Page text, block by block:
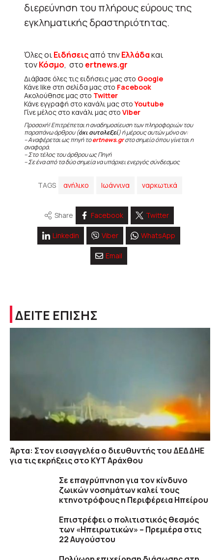
διερεύνηση του πλήρους εύρους της
εγκληματικής δραστηριότητας.
Όλες οιΕιδήσειςαπό τηνΕλλάδακαι
τονΚόσμο, στο ertnews.gr
Διάβασε όλες τις ειδήσεις μας στο Google
Κάνε like στη σελίδα μας στο Facebook
Ακολούθησε μας στο Twitter
Κάνε εγγραφή στο κανάλι μας στοYoutube
Γίνε μέλος στο κανάλι μας στο Viber
Προσοχή! Επιτρέπεται η αναδημοσίευση των πληροφοριών του
παραπάνω άρθρου (όχι αυτολεξεί) ή μέρους αυτών μόνο αν:
– Αναφέρεται ως πηγή τοertnews.grστο σημείο όπου γίνεται η
αναφορά.
– Στο τέλος του άρθρου ως Πηγή
– Σε ένα από τα δύο σημεία να υπάρχει ενεργός σύνδεσμος
TAGS ανήλικο Ιωάννινα ναρκωτικά
Share Facebook Twitter
Linkedin Viber WhatsApp
Email
ΔΕΙΤΕ ΕΠΙΣΗΣ
Άρτα: Στον εισαγγελέα ο διευθυντής του ΔΕΔΔΗΕ
για τις εκρήξεις στο ΚΥΤ Αράχθου
Σε επαγρύπνηση για τον κίνδυνο
ζωικών νοσημάτων καλεί τους
κτηνοτρόφους η Περιφέρεια Ηπείρου
Επιστρέφει ο πολιτιστικός θεσμός
των «Ηπειρωτικών» – Πρεμιέρα στις
22 Αυγούστου